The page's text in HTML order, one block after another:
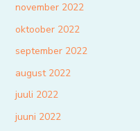
november 2022
oktoober 2022
september 2022
august 2022
juuli 2022
juuni 2022